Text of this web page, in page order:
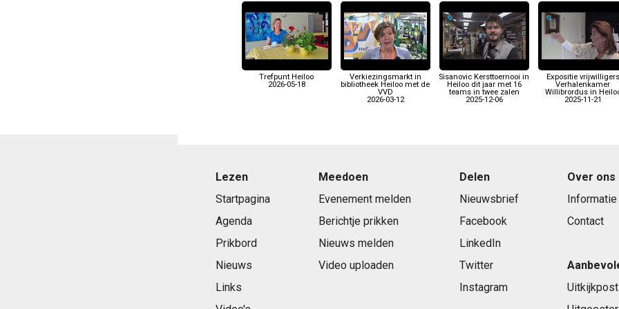
Trefpunt Heiloo
2026-05-18
Verkiezingsmarkt in
bibliotheek Heiloo met de
VVD
2026-03-12
Sisanovic Kersttoernooi in
Heiloo dit jaar met 16
teams in twee zalen
2025-12-06
Expositie vrijwilligers
Verhalenkamer
Willibrordus in
2025-11-21
Lezen
Startpagina
Agenda
Prikbord
Nieuws
Links
Meedoen
Evenement melden
Berichtje prikken
Nieuws melden
Video uploaden
Delen
Nieuwsbrief
Facebook
LinkedIn
Twitter
Instagram
Over ons
Informatie
Contact
Uitkijkpost